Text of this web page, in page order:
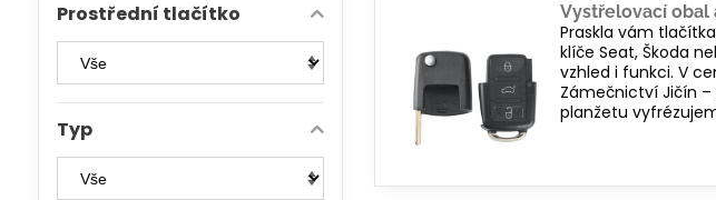
Vystřelovací
Praskla vám
klíče Seat, Škoda
vzhled i funkci. V
Zámečnictví Jičín
planžetu
Prostřední tlačítko
Typ